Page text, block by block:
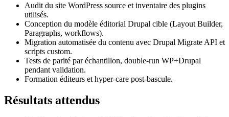
Audit du site WordPress source et inventaire des plugins
utilisés.
Conception du modèle éditorial Drupal cible (Layout Builder,
Paragraphs, workflows).
Migration automatisée du contenu avec Drupal Migrate API et
scripts custom.
Tests de parité par échantillon, double-run WP+Drupal
pendant validation.
Formation éditeurs et hyper-care post-bascule.
Résultats attendus